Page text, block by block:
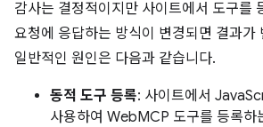
감사는 결정적이지만 사이트에서 도구를
요청에 응답하는 방식이 변경되면 결과가
일반적인 원인은 다음과 같습니다.
동적 도구 등록: 사이트에서
사용하여 WebMCP 도구를 등록하